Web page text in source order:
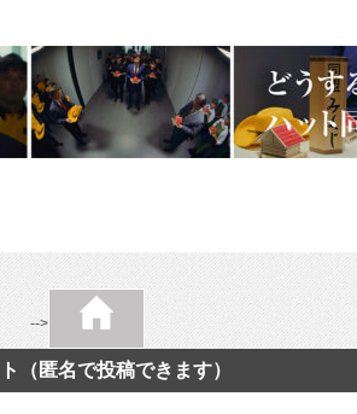
-->
（匿名で投稿できます）